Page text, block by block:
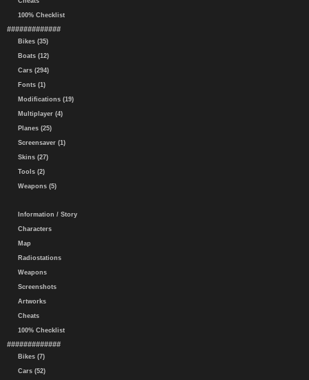
100% Checklist
#############
Bikes (35)
Boats (12)
Cars (294)
Fonts (1)
Modifications (19)
Multiplayer (4)
Planes (25)
Screensaver (1)
Skins (27)
Tools (2)
Weapons (5)
Information / Story
Characters
Map
Radiostations
Weapons
Screenshots
Artworks
Cheats
100% Checklist
#############
Bikes (7)
Cars (52)